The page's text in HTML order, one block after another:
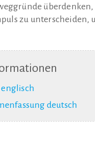
zu unterscheiden,
deutsch